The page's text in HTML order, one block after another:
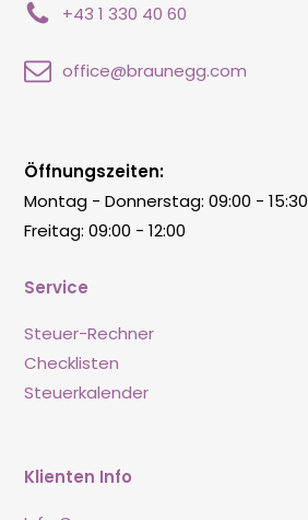
+43 1 330 40 60
office@braunegg.com
Service
Steuer-Rechner
Checklisten
Steuerkalender
Klienten Info
Öffnungszeiten:
Montag - Donnerstag: 09:00 - 15:30
Freitag: 09:00 - 12:00